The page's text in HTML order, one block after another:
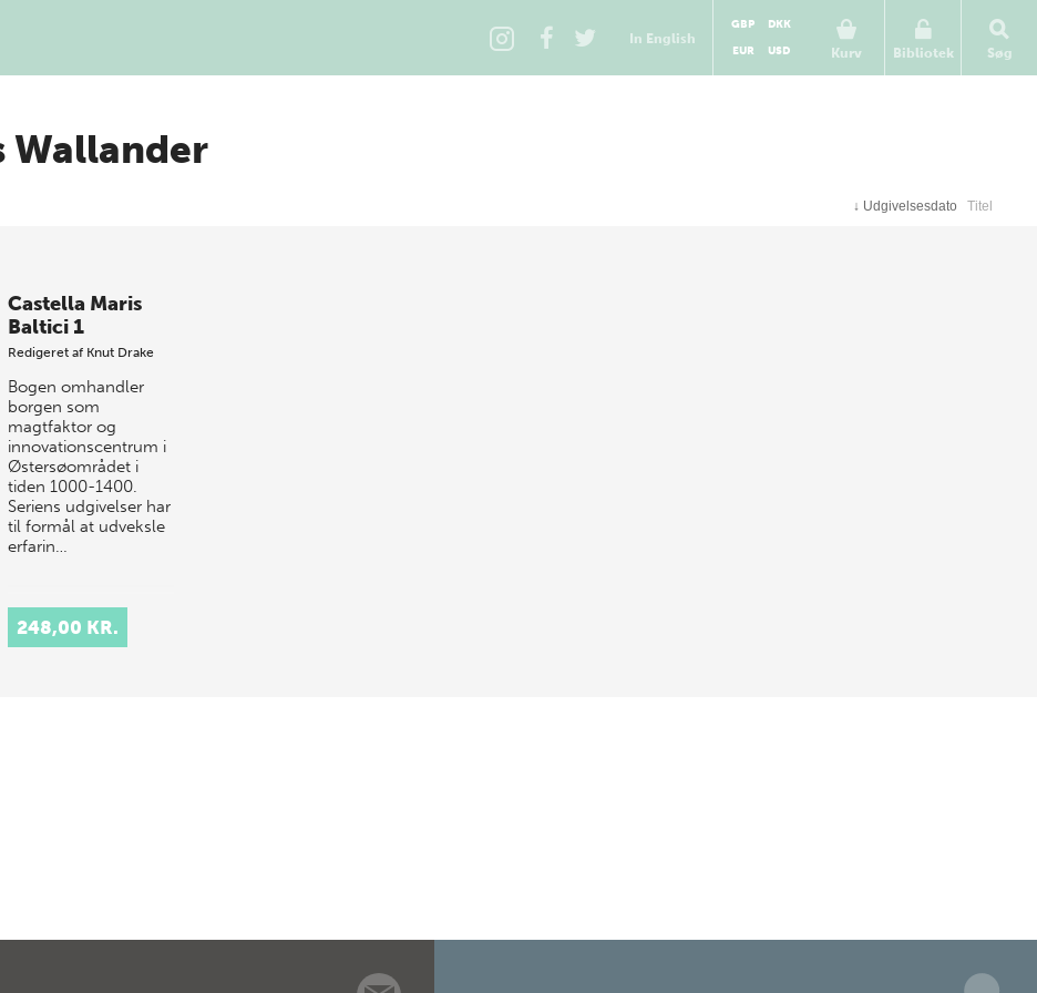
In English
Kurv
GBP
DKK
EUR
USD Bibliotek Søg
Wallander
↓ Udgivelsesdato Titel
Castella Maris
Baltici 1
Redigeret af Knut Drake
Bogen omhandler
borgen som
magtfaktor og
innovationscentrum i
Østersøområdet i
tiden 1000-1400.
Seriens udgivelser har
til formål at udveksle
erfarin…
248,00 KR.